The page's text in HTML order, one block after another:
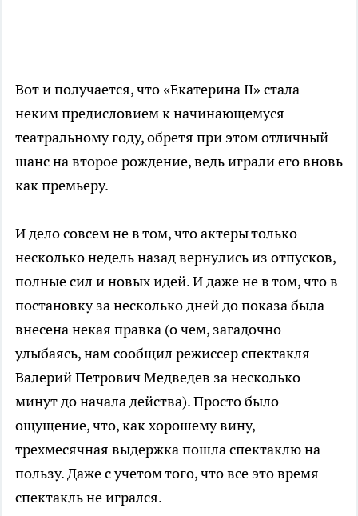
Вот и получается, что «Екатерина II» стала
неким предисловием к начинающемуся
театральному году, обретя при этом отличный
шанс на второе рождение, ведь играли его вновь
как премьеру.
И дело совсем не в том, что актеры только
несколько недель назад вернулись из отпусков,
полные сил и новых идей. И даже не в том, что в
постановку за несколько дней до показа была
внесена некая правка (о чем, загадочно
улыбаясь, нам сообщил режиссер спектакля
Валерий Петрович Медведев за несколько
минут до начала действа). Просто было
ощущение, что, как хорошему вину,
трехмесячная выдержка пошла спектаклю на
пользу. Даже с учетом того, что все это время
спектакль не игрался.